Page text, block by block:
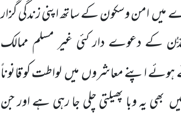
امن وسکون کے ساتھ اپنی زندگی گزار
کے دعوے دار کئی غیر مسلم ممالک
اپنے معاشروں میں لواطت کو قانوناً
بھی یہ وبا پھیلتی چلی جا رہی ہے اور جن